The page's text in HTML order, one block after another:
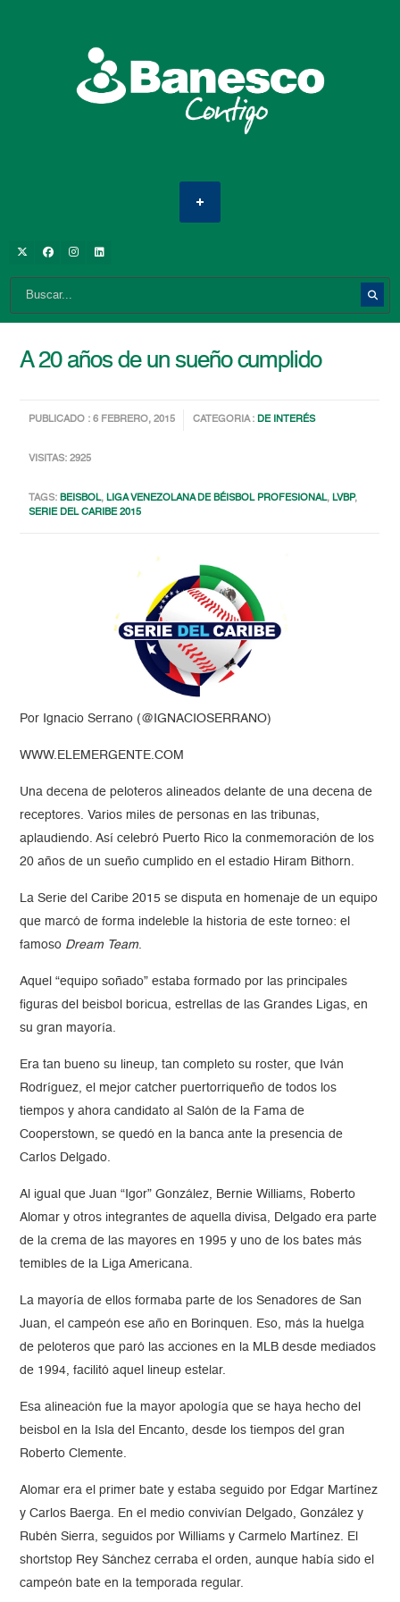
A 20 años de un sueño cumplido
PUBLICADO : 6 FEBRERO, 2015 CATEGORIA :DE INTERÉS
VISITAS: 2925
TAGS:BEISBOL,LIGA VENEZOLANA DE BÉISBOL PROFESIONAL,LVBP,
SERIE DEL CARIBE 2015
Por Ignacio Serrano (@IGNACIOSERRANO)
WWW.ELEMERGENTE.COM
Una decena de peloteros alineados delante de una decena de
receptores. Varios miles de personas en las tribunas,
aplaudiendo. Así celebró Puerto Rico la conmemoración de los
20 años de un sueño cumplido en el estadio Hiram Bithorn.
La Serie del Caribe 2015 se disputa en homenaje de un equipo
que marcó de forma indeleble la historia de este torneo: el
famoso Dream Team.
Aquel “equipo soñado” estaba formado por las principales
figuras del beisbol boricua, estrellas de las Grandes Ligas, en
su gran mayoría.
Era tan bueno su lineup, tan completo su roster, que Iván
Rodríguez, el mejor catcher puertorriqueño de todos los
tiempos y ahora candidato al Salón de la Fama de
Cooperstown, se quedó en la banca ante la presencia de
Carlos Delgado.
Al igual que Juan “Igor” González, Bernie Williams, Roberto
Alomar y otros integrantes de aquella divisa, Delgado era parte
de la crema de las mayores en 1995 y uno de los bates más
temibles de la Liga Americana.
La mayoría de ellos formaba parte de los Senadores de San
Juan, el campeón ese año en Borinquen. Eso, más la huelga
de peloteros que paró las acciones en la MLB desde mediados
de 1994, facilitó aquel lineup estelar.
Esa alineación fue la mayor apología que se haya hecho del
beisbol en la Isla del Encanto, desde los tiempos del gran
Roberto Clemente.
Alomar era el primer bate y estaba seguido por Edgar Martínez
y Carlos Baerga. En el medio convivían Delgado, González y
Rubén Sierra, seguidos por Williams y Carmelo Martínez. El
shortstop Rey Sánchez cerraba el orden, aunque había sido el
campeón bate en la temporada regular.